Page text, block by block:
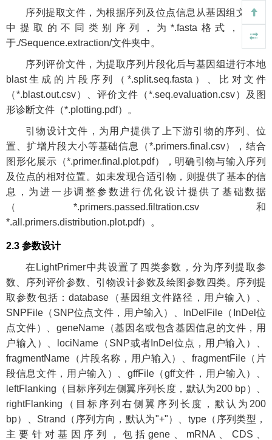
序列提取文件，为根据序列及位点信息从基因组文件当
中提取的不同类别序列，为*.fasta格式，存储
于./Sequence.extraction/文件夹中。
序列评价文件，为提取序列片段化后与基因组进行本地
blast生成的片段序列（*.split.seq.fasta）、比对文件
（*.blast.out.csv）、评价文件（*.seq.evaluation.csv）及图
形诊断文件（*.plotting.pdf）。
引物设计文件，为用户提供了上下游引物的序列、位
置、扩增片段大小等基础信息（*.primers.final.csv），结合
图形化展示（*.primer.final.plot.pdf），明确引物与输入序列
及位点的相对位置。如未发现合适引物，则提供了基本的信
息，为进一步调整参数进行优化设计提供了基础数据
（*.primers.passed.filtration.csv和
*.all.primers.distribution.plot.pdf）。
2.3 参数设计
在LightPrimer中共设置了四类参数，分为序列提取参
数、序列评价参数、引物设计参数及绘图参数四类。序列提
取参数包括：database（基因组文件路径，用户输入）、
SNPFile（SNP位点文件，用户输入）、InDelFile（InDel位
点文件）、geneName（基因名或包含基因信息的文件，用
户输入）、lociName（SNP或者InDel位点，用户输入）、
fragmentName（片段名称，用户输入）、fragmentFile（片
段信息文件，用户输入）、gffFile（gff文件，用户输入）、
leftFlanking（目标序列左侧翼序列长度，默认为200 bp）、
rightFlanking（目标序列右侧翼序列长度，默认为200
bp）、Strand（序列方向，默认为"+"）、type（序列类型，
主要针对基因序列，包括gene、mRNA、CDS、